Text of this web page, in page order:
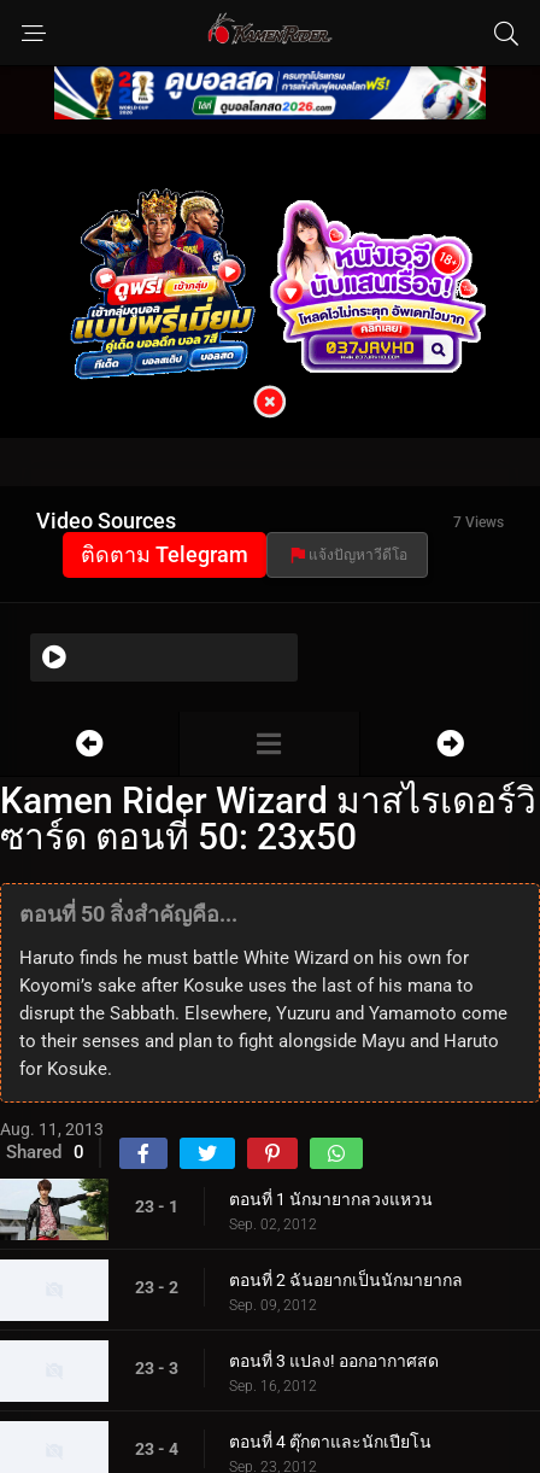
Video Sources 7 Views
ติดตาม Telegram แจ้งปัญหาวีดีโอ
Kamen Rider Wizard มาสไรเดอร์วิ
ซาร์ด ตอนที่ 50: 23x50
ตอนที่ 50 สิ่งสำคัญคือ...
Haruto finds he must battle White Wizard on his own for
Koyomi’s sake after Kosuke uses the last of his mana to
disrupt the Sabbath. Elsewhere, Yuzuru and Yamamoto come
to their senses and plan to fight alongside Mayu and Haruto
for Kosuke.
Aug. 11, 2013
Shared 0
23 - 1 ตอนที่ 1 นักมายากลวงแหวน
Sep. 02, 2012
23 - 2 ตอนที่ 2 ฉันอยากเป็นนักมายากล
Sep. 09, 2012
23 - 3 ตอนที่ 3 แปลง! ออกอากาศสด
Sep. 16, 2012
23 - 4 ตอนที่ 4 ตุ๊กตาและนักเปียโน
Sep. 23, 2012